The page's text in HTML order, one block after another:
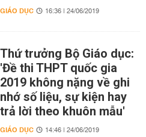
GIÁO DỤC 16:36 | 24/06/2019
Thứ trưởng Bộ Giáo dục:
'Đề thi THPT quốc gia
2019 không nặng về ghi
nhớ số liệu, sự kiện hay
trả lời theo khuôn mẫu'
GIÁO DỤC 14:46 | 24/06/2019